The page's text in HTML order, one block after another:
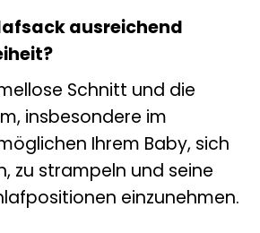
ausreichend
Schnitt und die
insbesondere im
Ihrem Baby, sich
zu strampeln und seine
einzunehmen.